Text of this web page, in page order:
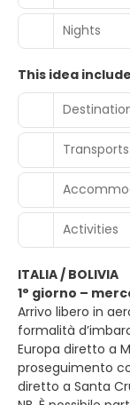
Nights
This idea
Transports
Activities
ITALIA / BOLIVIA
1° giorno –
Arrivo libero in
formalità
Europa diretto a
proseguimento
diretto a Santa